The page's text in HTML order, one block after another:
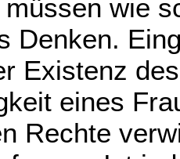
wie
Denken.
Existenz
eines
Rechte